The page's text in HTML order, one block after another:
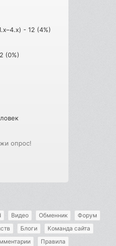
- 12 (4%)
(0%)
опрос!
Видео Обменник
Форум
Блоги
Команда сайта
Правила